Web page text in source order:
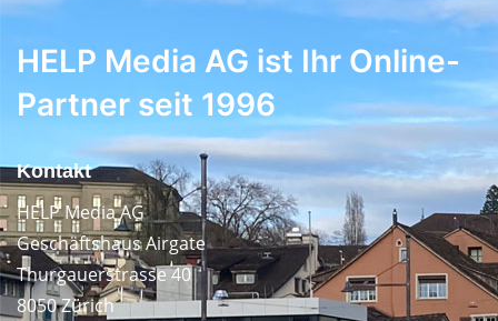
HELP Media AG ist Ihr Online-
Partner seit 1996
Kontakt
HELP Media AG
Geschäftshaus Airgate
Thurgauerstrasse 40
8050 Zürich